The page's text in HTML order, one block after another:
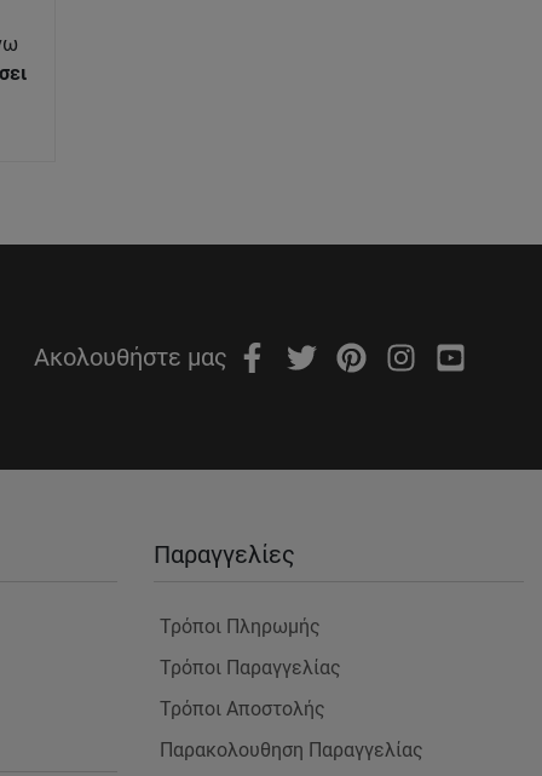
Ακολουθήστε μας
Παραγγελίες
Τρόποι Πληρωμής
Τρόποι Παραγγελίας
Τρόποι Αποστολής
Παρακολουθηση Παραγγελίας